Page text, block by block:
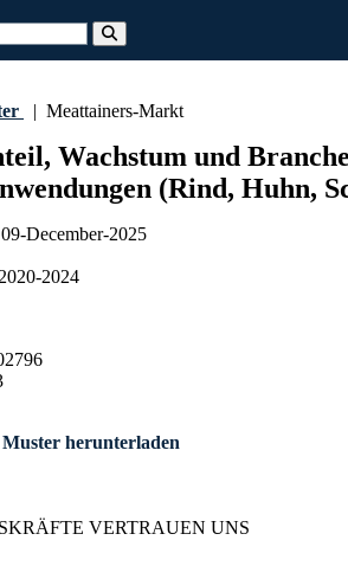
| Meattainers-Markt
Wachstum und
(Rind, Huhn,
09-December-2025
2020-2024
Muster herunterladen
VERTRAUEN UNS